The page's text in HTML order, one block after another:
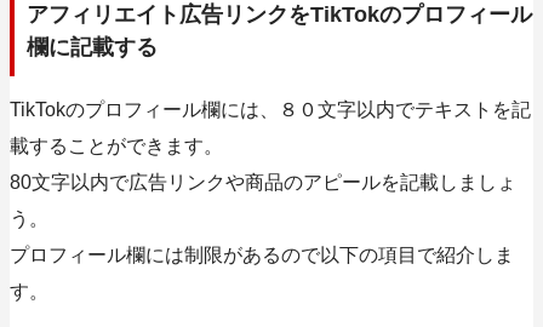
アフィリエイト広告リンクをTikTokのプロフィール
欄に記載する
TikTokのプロフィール欄には、８０文字以内でテキストを記
載することができます。
80文字以内で広告リンクや商品のアピールを記載しましょ
う。
プロフィール欄には制限があるので以下の項目で紹介しま
す。